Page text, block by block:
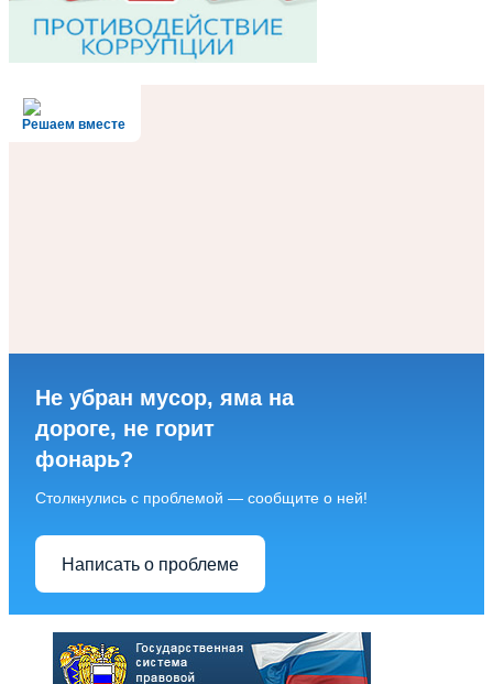
Решаем вместе
Не убран мусор, яма на
дороге, не горит
фонарь?
Столкнулись с проблемой — сообщите о ней!
Написать о проблеме